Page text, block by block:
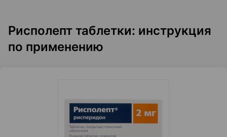
Рисполепт таблетки: инструкция
по применению